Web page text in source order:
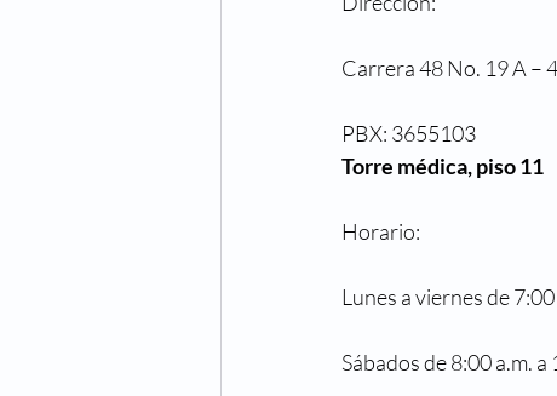
Carrera 48 No. 19 A –
PBX: 3655103
Torre médica, piso 11
Horario:
Lunes a viernes de
Sábados de 8:00 a.m. a